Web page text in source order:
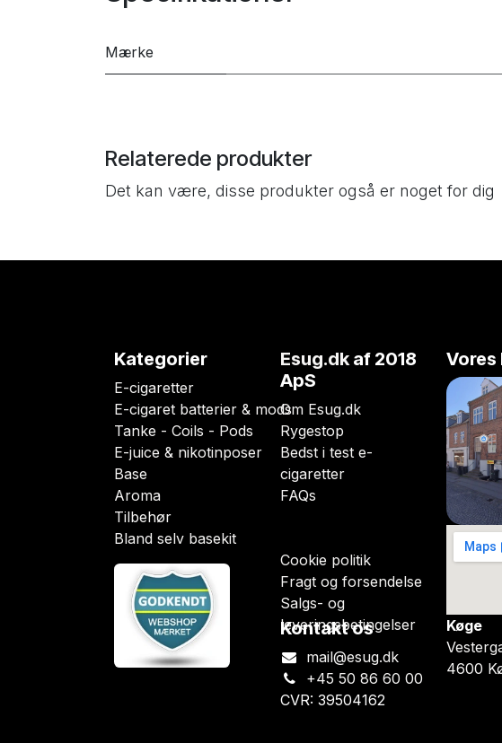
Mærke
Relaterede produkter
Det kan være, disse produkter også er noget for dig
Kategorier
E-cigaretter
E-cigaret batterier & mods
Tanke - Coils - Pods
E-juice & nikotinposer
Base
Aroma
Tilbehør
Bland selv basekit
Esug.dkaf 2018
ApS
Om Esug.dk
Rygestop
Bedst i test e-
cigaretter
FAQs
Cookie politik
Fragt og forsendelse
Salgs- og
leveringsbetingelser
Kontakt os
mail@esug.dk
+45 50 86 60 00
CVR: 39504162
Køge
4600